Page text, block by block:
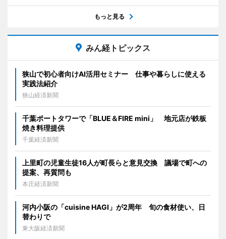
もっと見る
みん経トピックス
狭山で初心者向けAI活用セミナー 仕事や暮らしに使える
実践法紹介
狭山経済新聞
千葉ポートタワーで「BLUE＆FIRE mini」 地元店が鉄板
焼き料理提供
千葉経済新聞
上里町の児童生徒16人が町長らと意見交換 議場で町への
提案、再質問も
本庄経済新聞
河内小阪の「cuisine HAGI」が2周年 旬の食材使い、日
替わりで
東大阪経済新聞